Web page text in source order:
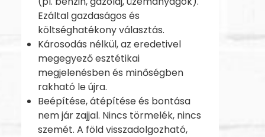
Ezáltal gazdaságos és
költséghatékony választás.
Károsodás nélkül, az eredetivel
megegyező esztétikai
megjelenésben és minőségben
rakható le újra.
Beépítése, átépítése és bontása
nem jár zajjal. Nincs törmelék, nincs
szemét. A föld visszadolgozható,